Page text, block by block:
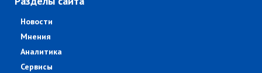
Новости
Мнения
Аналитика
Сервисы